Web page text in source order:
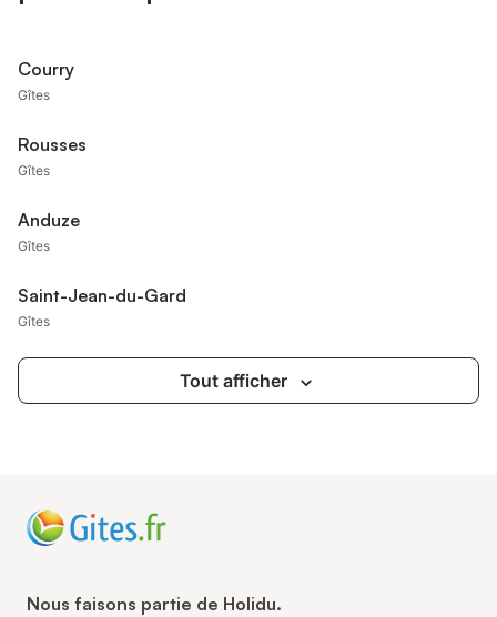
Courry
Gîtes
Rousses
Gîtes
Anduze
Gîtes
Saint-Jean-du-Gard
Gîtes
Tout afficher
Nous faisons partie de Holidu.